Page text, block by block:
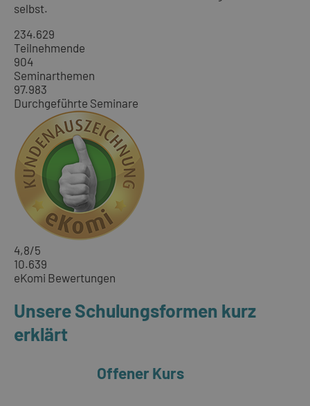
selbst.
234.629
Teilnehmende
904
Seminarthemen
97.983
Durchgeführte Seminare
4,8/5
10.639
eKomi Bewertungen
Unsere Schulungsformen kurz
erklärt
Offener Kurs